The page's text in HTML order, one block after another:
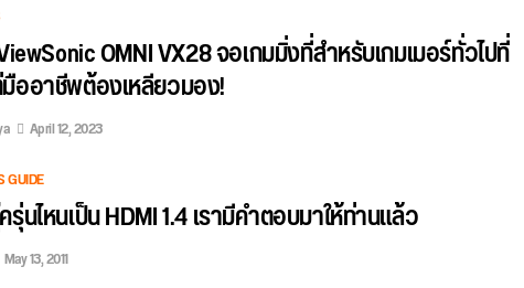
OMNI VX28 จอเกมมิ่งที่สำหรับเกมเมอร์ทั่วไปที่
ออาชีพต้องเหลียวมอง!
April 12, 2023
GUIDE
รุ่นไหนเป็น HDMI 1.4 เรามีคำตอบมาให้ท่านแล้ว
May 13, 2011